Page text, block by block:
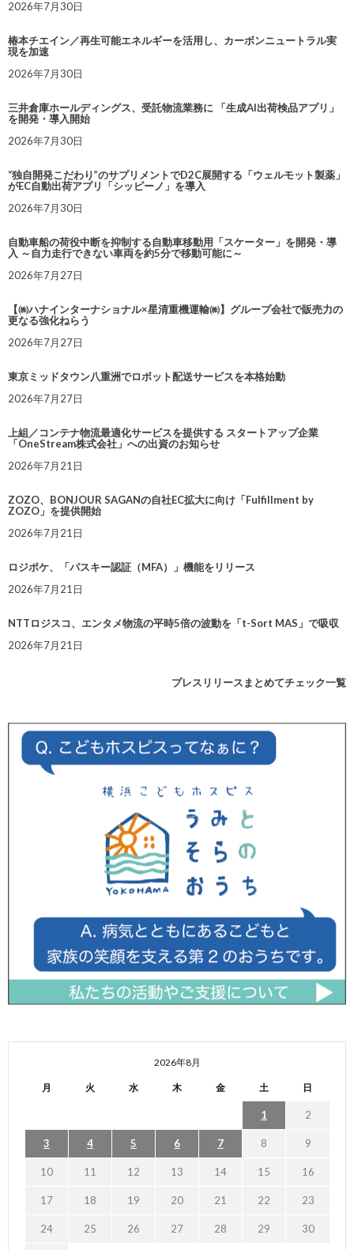
2026年7月30日
椿本チエイン／再生可能エネルギーを活用し、カーボンニュートラル実
現を加速
2026年7月30日
三井倉庫ホールディングス、受託物流業務に 「生成AI出荷検品アプリ」
を開発・導入開始
2026年7月30日
“独自開発こだわり”のサプリメントでD2C展開する「ウェルモット製薬」
がEC自動出荷アプリ「シッピーノ」を導入
2026年7月30日
自動車船の荷役中断を抑制する自動車移動用「スケーター」を開発・導
入 ～自力走行できない車両を約5分で移動可能に～
2026年7月27日
【㈱ハナインターナショナル×星清重機運輸㈱】グループ会社で販売力の
更なる強化ねらう
2026年7月27日
東京ミッドタウン八重洲でロボット配送サービスを本格始動
2026年7月27日
上組／コンテナ物流最適化サービスを提供する スタートアップ企業
「OneStream株式会社」への出資のお知らせ
2026年7月21日
ZOZO、BONJOUR SAGANの自社EC拡大に向け「Fulfillment by
ZOZO」を提供開始
2026年7月21日
ロジポケ、「パスキー認証（MFA）」機能をリリース
2026年7月21日
NTTロジスコ、エンタメ物流の平時5倍の波動を「t-Sort MAS」で吸収
2026年7月21日
プレスリリースまとめてチェック一覧
2026年8月
月 火 水 木 金 土 日
1 2
3 4 5 6 7 8 9
10 11 12 13 14 15 16
17 18 19 20 21 22 23
24 25 26 27 28 29 30